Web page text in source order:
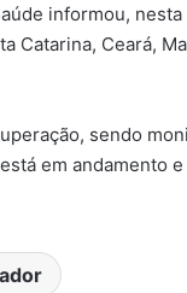
informou,
Catarina, Ceará,
sendo
em andamento